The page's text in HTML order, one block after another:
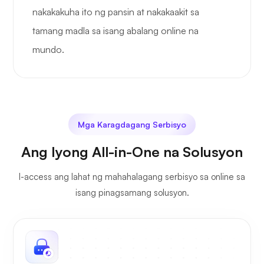
nakakakuha ito ng pansin at nakakaakit sa
tamang madla sa isang abalang online na
mundo.
Mga Karagdagang Serbisyo
Ang Iyong All-in-One na Solusyon
I-access ang lahat ng mahahalagang serbisyo sa online sa
isang pinagsamang solusyon.